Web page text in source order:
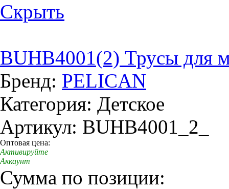
Скрыть
BUHB4001(2) Трусы для
Бренд: PELICAN
Категория: Детское
Артикул: BUHB4001_2_
Оптовая цена:
Активируйте
Аккаунт
Сумма по позиции: